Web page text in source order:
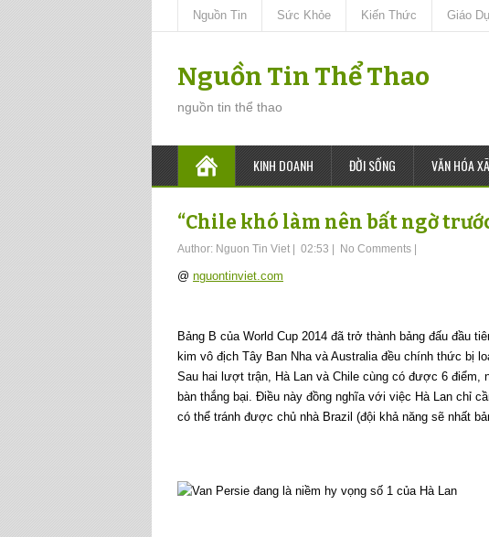
Nguồn Tin Sức Khỏe Kiến Thức Giáo
Nguồn Tin Thể Thao
nguồn tin thể thao
KINH DOANH ĐỜI SỐNG VĂN HÓA
“Chile khó làm nên bất ngờ
Author: Nguon Tin Viet 02:53 No Comments
@ nguontinviet.com
Bảng B của World Cup 2014 đã trở thành bảng đấu đầu
kim vô địch Tây Ban Nha và Australia đều chính thức bị
Sau hai lượt trận, Hà Lan và Chile cùng có được 6 điểm,
bàn thắng bại. Điều này đồng nghĩa với việc Hà Lan chỉ
có thể tránh được chủ nhà Brazil (đội khả năng sẽ nhất